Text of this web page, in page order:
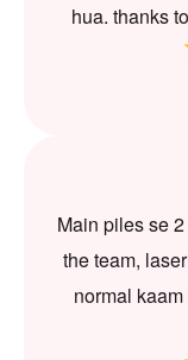
hua. thanks
Main piles se
the team,
normal